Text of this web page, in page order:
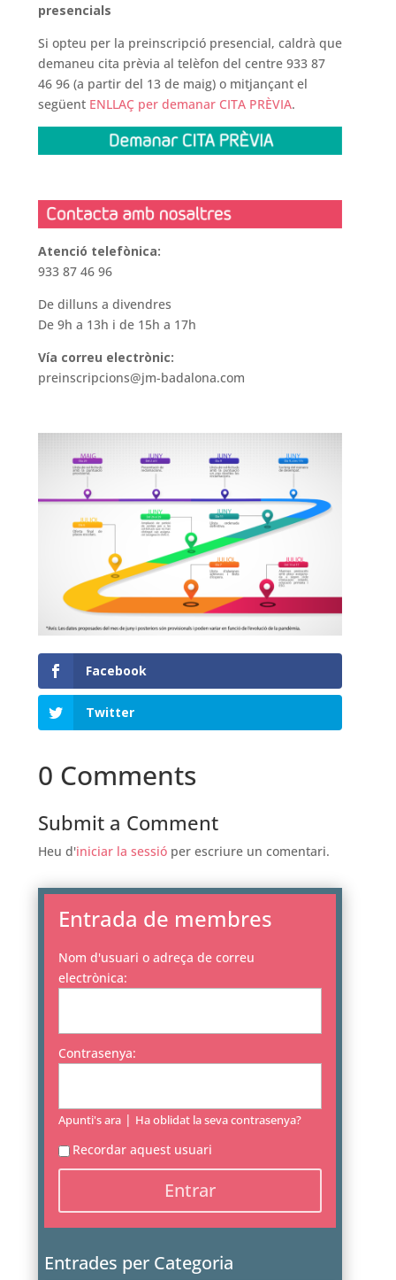
presencials
Si opteu per la preinscripció presencial, caldrà que
demaneu cita prèvia al telèfon del centre 933 87
46 96 (a partir del 13 de maig) o mitjançant el
següent ENLLAÇ per demanar CITA PRÈVIA.
Atenció telefònica:
933 87 46 96
De dilluns a divendres
De 9h a 13h i de 15h a 17h
Vía correu electrònic:
preinscripcions@jm-badalona.com
Facebook
Twitter
0 Comments
Submit a Comment
Heu d'iniciar la sessió per escriure un comentari.
Entrada de membres
Nom d'usuari o adreça de correu
electrònica:
Contrasenya:
Apunti's ara | Ha oblidat la seva contrasenya?
Recordar aquest usuari
Entrades per Categoria